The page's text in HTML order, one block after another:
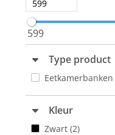
599
Type product
Eetkamerbanken
Kleur
Zwart (2)